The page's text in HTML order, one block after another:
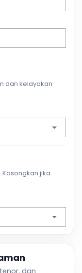
dan kelayakan
jika
dan